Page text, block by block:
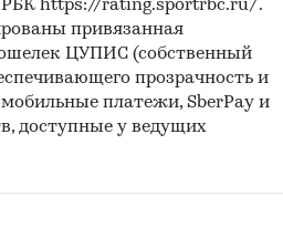
по исследованию
информации:
данных
интернет-
РБК https://rating.sportrbc.ru/.
привязанная
ЦУПИС (собственный
прозрачность и
мобильные платежи, SberPay и
доступные у ведущих